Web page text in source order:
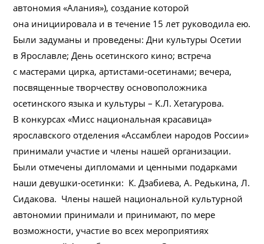
автономия «Алания»), создание которой
она инициировала и в течение 15 лет руководила ею.
Были задуманы и проведены: Дни культуры Осетии
в Ярославле; День осетинского кино; встреча
с мастерами цирка, артистами-осетинами; вечера,
посвященные творчеству основоположника
осетинского языка и культуры – К.Л. Хетагурова.
В конкурсах «Мисс национальная красавица»
ярославского отделения «Ассамблеи народов России»
принимали участие и члены нашей организации.
Были отмечены дипломами и ценными подарками
наши девушки-осетинки: К. Дзабиева, А. Редькина, Л.
Сидакова. Члены нашей национальной культурной
автономии принимали и принимают, по мере
возможности, участие во всех мероприятиях